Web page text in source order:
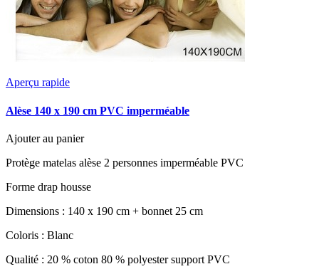
Aperçu rapide
Alèse 140 x 190 cm PVC imperméable
Ajouter au panier
Protège matelas alèse 2 personnes imperméable PVC
Forme drap housse
Dimensions : 140 x 190 cm + bonnet 25 cm
Coloris : Blanc
Qualité : 20 % coton 80 % polyester support PVC